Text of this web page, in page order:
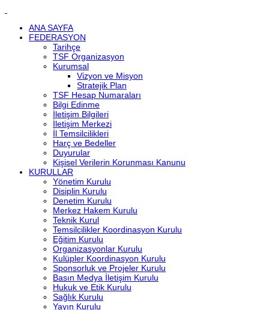
ANA SAYFA
FEDERASYON
Tarihçe
TSF Organizasyon
Kurumsal
Vizyon ve Misyon
Stratejik Plan
TSF Hesap Numaraları
Bilgi Edinme
İletişim Bilgileri
İletişim Merkezi
İl Temsilcilikleri
Harç ve Bedeller
Duyurular
Kişisel Verilerin Korunması Kanunu
KURULLAR
Yönetim Kurulu
Disiplin Kurulu
Denetim Kurulu
Merkez Hakem Kurulu
Teknik Kurul
Temsilcilikler Koordinasyon Kurulu
Eğitim Kurulu
Organizasyonlar Kurulu
Kulüpler Koordinasyon Kurulu
Sponsorluk ve Projeler Kurulu
Basın Medya İletişim Kurulu
Hukuk ve Etik Kurulu
Sağlık Kurulu
Yayın Kurulu